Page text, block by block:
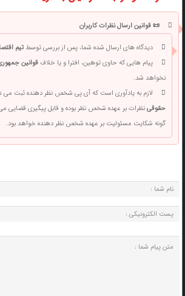
📜 قوانین ارسال نظرات کاربران
دیدگاه های ارسال شده شما، پس از بررسی توسطتیم
پیام هایی که حاوی توهین، افترا و یا خلافقوانین
نخواهد شد.
لازم به یادآوری است که آی پی شخص نظر دهنده ثبت می
حقوقینظرات بر عهده شخص نظر بوده و قابل پیگیری قضایی
گونه شکایت مسئولیت بر عهده شخص نظر دهنده خواهد بود.